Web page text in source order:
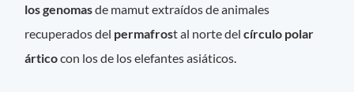
los genomasde mamut extraídos de animales
recuperados del permafrost al norte delcírculo polar
árticocon los de los elefantes asiáticos.